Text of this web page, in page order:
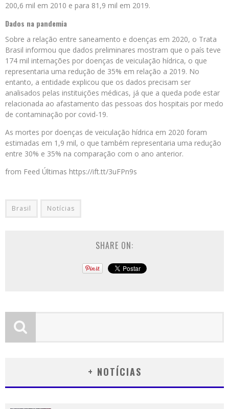
200,6 mil em 2010 e para 81,9 mil em 2019.
Dados na pandemia
Sobre a relação entre saneamento e doenças em 2020, o Trata
Brasil informou que dados preliminares mostram que o país teve
174 mil internações por doenças de veiculação hídrica, o que
representaria uma redução de 35% em relação a 2019. No
entanto, a entidade explicou que os dados precisam ser
analisados pelas instituições médicas, já que a queda pode estar
relacionada ao afastamento das pessoas dos hospitais por medo
de contaminação por covid-19.
As mortes por doenças de veiculação hídrica em 2020 foram
estimadas em 1,9 mil, o que também representaria uma redução
entre 30% e 35% na comparação com o ano anterior.
from Feed Últimas https://ift.tt/3uFPn9s
Brasil Notícias
SHARE ON:
+ NOTÍCIAS